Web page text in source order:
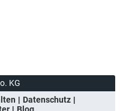
KG
Datenschutz